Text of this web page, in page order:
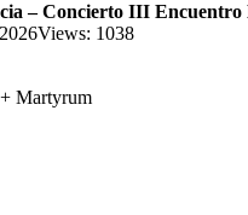
– Concierto III Encuentro
Views: 1038
+ Martyrum